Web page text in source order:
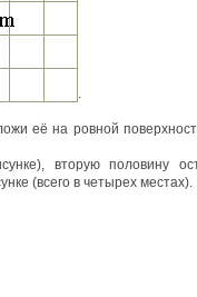
.
её на ровной
вторую половину
(всего в четырех местах).